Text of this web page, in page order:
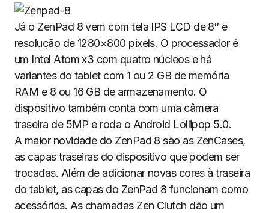
Já o ZenPad 8 vem com tela IPS LCD de 8″ e
resolução de 1280×800 pixels. O processador é
um Intel Atom x3 com quatro núcleos e há
variantes do tablet com 1 ou 2 GB de memória
RAM e 8 ou 16 GB de armazenamento. O
dispositivo também conta com uma câmera
traseira de 5MP e roda o Android Lollipop 5.0.
A maior novidade do ZenPad 8 são as ZenCases,
as capas traseiras do dispositivo que podem ser
trocadas. Além de adicionar novas cores à traseira
do tablet, as capas do ZenPad 8 funcionam como
acessórios. As chamadas Zen Clutch dão um